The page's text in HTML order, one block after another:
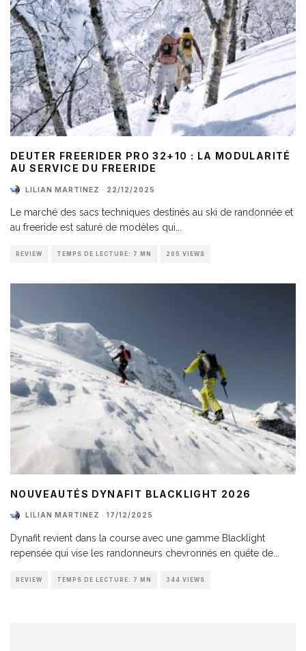
DEUTER FREERIDER PRO 32+10 : LA MODULARITÉ
AU SERVICE DU FREERIDE
LILIAN MARTINEZ · 22/12/2025
Le marché des sacs techniques destinés au ski de randonnée et
au freeride est saturé de modèles qui
REVIEW TEMPS DE LECTURE: 7 MN 205 VIEWS
NOUVEAUTÉS DYNAFIT BLACKLIGHT 2026
LILIAN MARTINEZ · 17/12/2025
Dynafit revient dans la course avec une gamme Blacklight
repensée qui vise les randonneurs chevronnés en quête de
REVIEW TEMPS DE LECTURE: 7 MN 344 VIEWS